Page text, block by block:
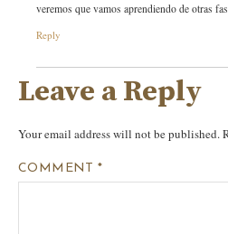
veremos que vamos aprendiendo de otras
Reply
Leave a Reply
Your email address will not be published.
COMMENT*